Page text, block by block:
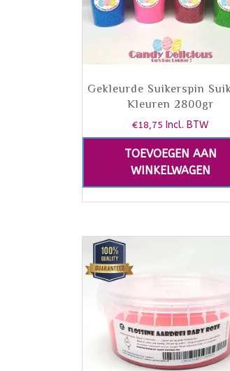
Gekleurde Suikerspin
Kleuren 2800gr
€18,75 Incl. BTW
TOEVOEGEN AAN
WINKELWAGEN